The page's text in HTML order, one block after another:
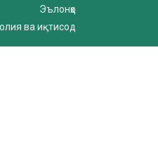
Эълонҳо
ва иқтисод